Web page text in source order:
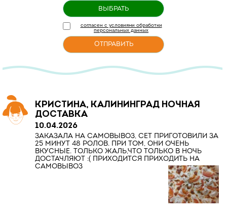
согласен с условиями обработки
персональных данных
КРИСТИНА, КАЛИНИНГРАД НОЧНАЯ
ДОСТАВКА
10.04.2026
ЗАКАЗАЛА НА САМОВЫВОЗ, СЕТ ПРИГОТОВИЛИ ЗА
25 МИНУТ 48 РОЛОВ. ПРИ ТОМ, ОНИ ОЧЕНЬ
ВКУСНЫЕ. ТОЛЬКО ЖАЛЬ,ЧТО ТОЛЬКО В НОЧЬ
ДОСТАЧЛЯЮТ :( ПРИХОДИТСЯ ПРИХОДИТЬ НА
САМОВЫВОЗ